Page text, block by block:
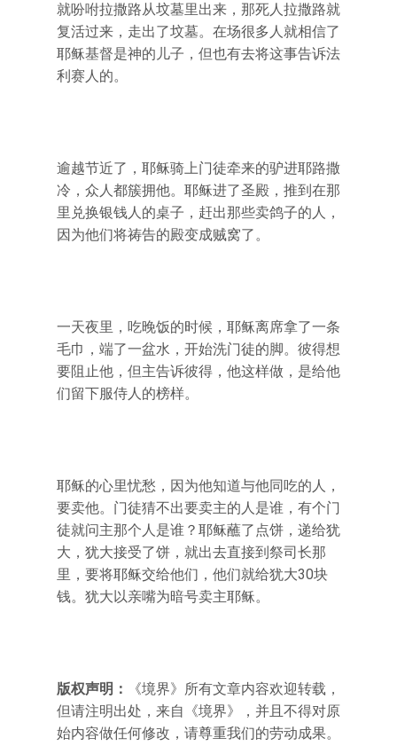
就吩咐拉撒路从坟墓里出来，那死人拉撒路就
复活过来，走出了坟墓。在场很多人就相信了
耶稣基督是神的儿子，但也有去将这事告诉法
利赛人的。
逾越节近了，耶稣骑上门徒牵来的驴进耶路撒
冷，众人都簇拥他。耶稣进了圣殿，推到在那
里兑换银钱人的桌子，赶出那些卖鸽子的人，
因为他们将祷告的殿变成贼窝了。
一天夜里，吃晚饭的时候，耶稣离席拿了一条
毛巾，端了一盆水，开始洗门徒的脚。彼得想
要阻止他，但主告诉彼得，他这样做，是给他
们留下服侍人的榜样。
耶稣的心里忧愁，因为他知道与他同吃的人，
要卖他。门徒猜不出要卖主的人是谁，有个门
徒就问主那个人是谁？耶稣蘸了点饼，递给犹
大，犹大接受了饼，就出去直接到祭司长那
里，要将耶稣交给他们，他们就给犹大30块
钱。犹大以亲嘴为暗号卖主耶稣。
版权声明：
《境界》所有文章内容欢迎转载，
但请注明出处，来自《境界》，并且不得对原
始内容做任何修改，请尊重我们的劳动成果。